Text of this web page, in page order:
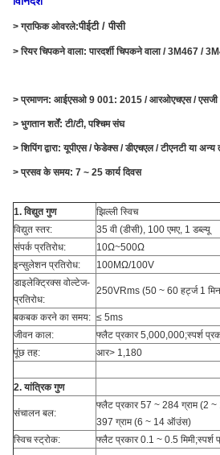
> ग्राफिक ओवरले:पीईटी / पीसी
> रियर चिपकने वाला: पारदर्शी चिपकने वाला / 3M467 /
> प्रमाणन: आईएसओ 9 001: 2015 / आरओएचएस / एसजी
> भुगतान शर्तें: टी/टी, पश्चिम संघ
> शिपिंग द्वारा: यूपीएस / फेडेक्स / डीएचएल / टीएनटी या अन्य
> प्रसव के समय: 7 ~ 25 कार्य दिवस
1. विद्युत गुण
झिल्ली स्विच
विद्युत स्तर:
35 वी (डीसी), 100 एमए, 1 डब्ल्यू
संपर्क प्रतिरोध:
10Ω~500Ω
इन्सुलेशन प्रतिरोध:
100MΩ/100V
डाइलेक्ट्रिक्स वोल्टेज-
प्रतिरोध:
250VRms (50 ~ 60 हर्ट्ज 1
बकबक करने का समय: ≤ 5ms
जीवन काल:
फ्लैट प्रकार 5,000,000;स्पर्श
पूंछ तह:
आर> 1,180
2. यांत्रिक गुण
संचालन बल:
फ्लैट प्रकार 57 ~ 284 ग्राम (2
397 ग्राम (6 ~ 14 ऑउंस)
स्विच स्ट्रोक:
फ्लैट प्रकार 0.1 ~ 0.5 मिमी;स्पर्श